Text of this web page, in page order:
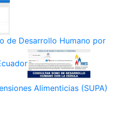
de Desarrollo Humano por
Alimenticias (SUPA)